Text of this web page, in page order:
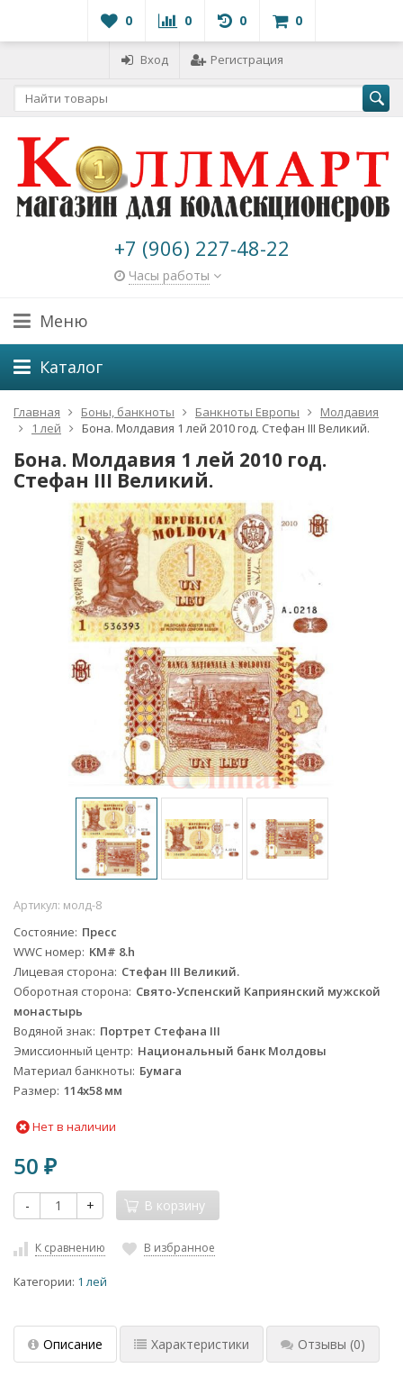
0 0 0 0
Вход Регистрация
+7 (906) 227-48-22
Часы работы
Меню
Каталог
Главная Боны, банкноты Банкноты Европы
Молдавия
1 лей
Бона. Молдавия 1 лей 2010 год. Стефан III Великий.
Бона. Молдавия 1 лей 2010 год.
Стефан III Великий.
Артикул: молд-8
Состояние Пресс
WWC номер KM# 8.h
Лицевая сторона Стефан III Великий.
Оборотная сторона Свято-Успенский Каприянский мужской
монастырь
Водяной знак Портрет Стефана III
Эмиссионный центр Национальный банк Молдовы
Материал банкноты Бумага
Размер 114х58 мм
Нет в наличии
50 ₽
- + В корзину
К сравнению В избранное
Категории: 1 лей
Описание Характеристики Отзывы (0)